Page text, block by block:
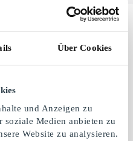
Über Cookies
und Anzeigen zu
Medien anbieten zu
Website zu analysieren.